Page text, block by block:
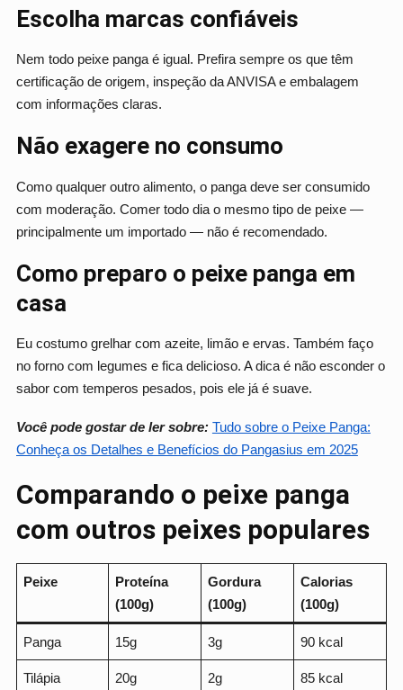
Escolha marcas confiáveis
Nem todo peixe panga é igual. Prefira sempre os que têm
certificação de origem, inspeção da ANVISA e embalagem
com informações claras.
Não exagere no consumo
Como qualquer outro alimento, o panga deve ser consumido
com moderação. Comer todo dia o mesmo tipo de peixe —
principalmente um importado — não é recomendado.
Como preparo o peixe panga em
casa
Eu costumo grelhar com azeite, limão e ervas. Também faço
no forno com legumes e fica delicioso. A dica é não esconder o
sabor com temperos pesados, pois ele já é suave.
Você pode gostar de ler sobre: Tudo sobre o Peixe Panga:
Conheça os Detalhes e Benefícios do Pangasius em 2025
Comparando o peixe panga
com outros peixes populares
Peixe
Proteína
(100g)
Gordura
(100g)
Calorias
(100g)
Panga 15g 3g 90 kcal
Tilápia 20g 2g 85 kcal